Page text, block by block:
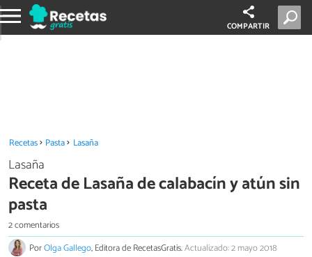
COMPARTIR
Recetas Pasta Lasaña
Lasaña
Receta de Lasaña de calabacín y atún sin
pasta
2 comentarios
PorOlga Gallego, Editora de RecetasGratis.Actualizado: 2 mayo 2018